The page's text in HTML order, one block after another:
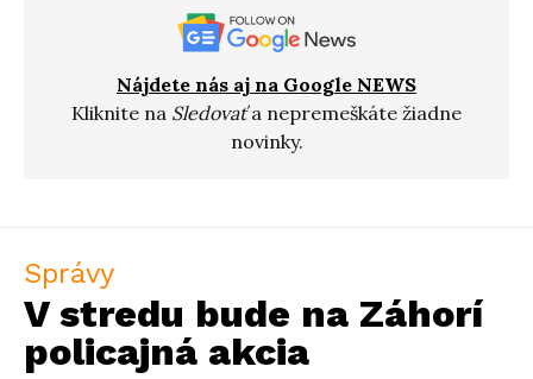
Nájdete nás aj na Google NEWS
Kliknite na Sledovaťa nepremeškáte žiadne
novinky.
Správy
V stredu bude na Záhorí
policajná akcia